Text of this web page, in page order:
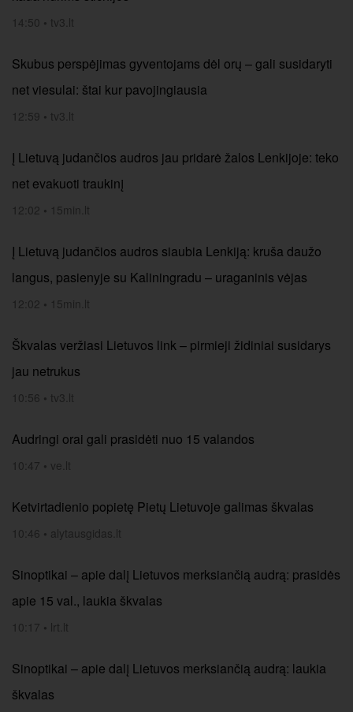
14:50 • tv3.lt
Skubus perspėjimas gyventojams dėl orų – gali susidaryti
net viesulai: štai kur pavojingiausia
12:59 • tv3.lt
Į Lietuvą judančios audros jau pridarė žalos Lenkijoje: teko
net evakuoti traukinį
12:02 • 15min.lt
Į Lietuvą judančios audros siaubia Lenkiją: kruša daužo
langus, pasienyje su Kaliningradu – uraganinis vėjas
12:02 • 15min.lt
Škvalas veržiasi Lietuvos link – pirmieji židiniai susidarys
jau netrukus
10:56 • tv3.lt
Audringi orai gali prasidėti nuo 15 valandos
10:47 • ve.lt
Ketvirtadienio popietę Pietų Lietuvoje galimas škvalas
10:46 • alytausgidas.lt
Sinoptikai – apie dalį Lietuvos merksiančią audrą: prasidės
apie 15 val., laukia škvalas
10:17 • lrt.lt
Sinoptikai – apie dalį Lietuvos merksiančią audrą: laukia
škvalas